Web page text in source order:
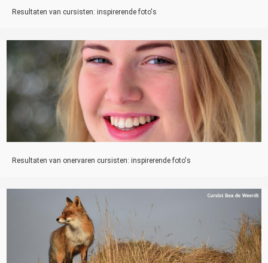
Resultaten van cursisten: inspirerende foto's
Resultaten van onervaren cursisten: inspirerende foto's